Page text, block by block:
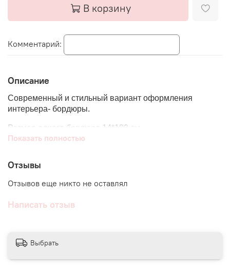
Комментарий:
В корзину
Описание
Современный и стильный вариант оформления
интерьера- бордюры.
Размер одного бордюра 14*100 см
принципе любой комнаты. Интересно сочетаются с
полками, зеркалами, дверьми и другими
декоративными предметами интерьера.
Можно использовать как самостоятельный элемент,
Материал - виниловый стикер.
● При любом заказе мы даримПОДАРКИ
Показать полностью
Отзывы
Отзывов еще никто не оставлял
Написать отзыв
Выбрать